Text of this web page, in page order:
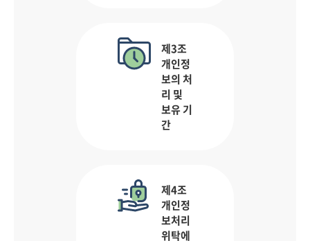
제3조
개인정
보의 처
리 및
보유 기
간
제4조
개인정
보처리
위탁에